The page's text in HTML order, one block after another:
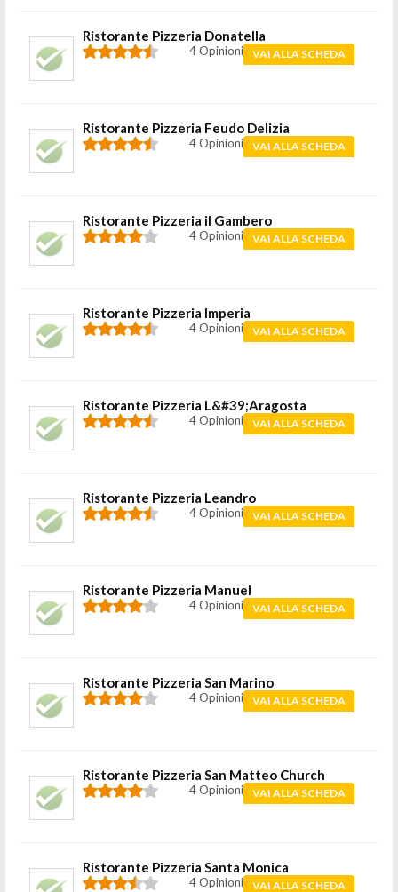
Ristorante Pizzeria Donatella
4 Opinioni VAI ALLA SCHEDA
Ristorante Pizzeria Feudo Delizia
4 Opinioni VAI ALLA SCHEDA
Ristorante Pizzeria il Gambero
4 Opinioni VAI ALLA SCHEDA
Ristorante Pizzeria Imperia
4 Opinioni VAI ALLA SCHEDA
Ristorante Pizzeria L&#39;Aragosta
4 Opinioni VAI ALLA SCHEDA
Ristorante Pizzeria Leandro
4 Opinioni VAI ALLA SCHEDA
Ristorante Pizzeria Manuel
4 Opinioni VAI ALLA SCHEDA
Ristorante Pizzeria San Marino
4 Opinioni VAI ALLA SCHEDA
Ristorante Pizzeria San Matteo Church
4 Opinioni VAI ALLA SCHEDA
Ristorante Pizzeria Santa Monica
4 Opinioni VAI ALLA SCHEDA